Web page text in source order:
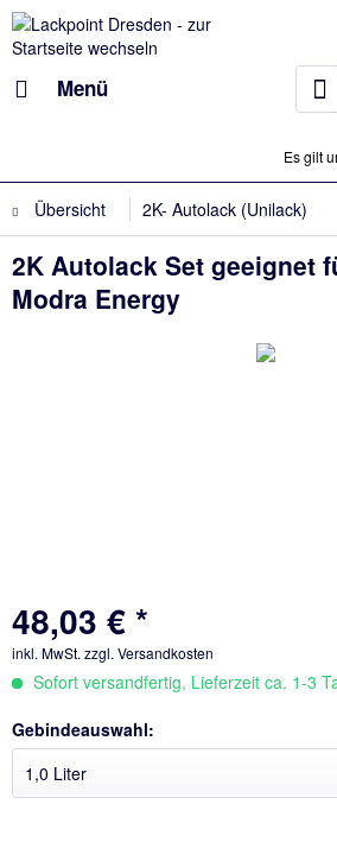
Menü
Es gilt
Übersicht 2K- Autolack (Unilack)
2K Autolack Set geeignet
Modra Energy
48,03 € *
inkl. MwSt. zzgl. Versandkosten
Sofort versandfertig, Lieferzeit ca. 1-3
Gebindeauswahl: